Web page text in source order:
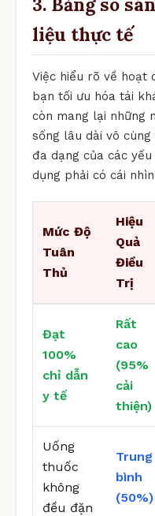
liệu thực tế
Việc hiểu rõ về hoạt
bạn tối ưu hóa tái
còn mang lại những
sống lâu dài vô
đa dạng của các
dụng phải có cái
Mức Độ
Tuân
Thủ
Hiệu
Quả
Điều
Trị
Đạt
100%
chỉ dẫn
y tế
Rất
cao
(95%
cải
thiện)
Uống
thuốc
không
đều đặn
Trung
bình
(50%)